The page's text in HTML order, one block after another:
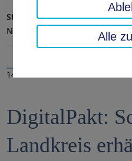
Startseite Landratsamt,
Nachrichten
14.03.2023
DigitalPakt:
Landkreis
Alle